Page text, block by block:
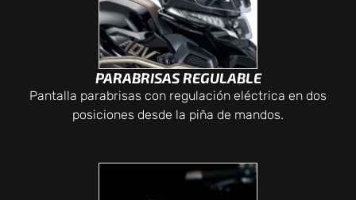
PARABRISAS REGULABLE
Pantalla parabrisas con regulación eléctrica en dos
posiciones desde la piña de mandos.